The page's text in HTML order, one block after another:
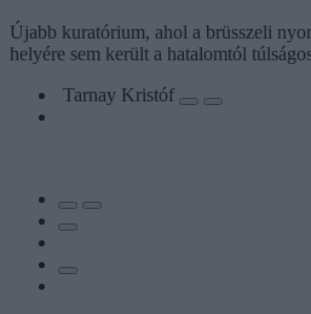
Újabb kuratórium, ahol a brüsszeli
helyére sem került a hatalomtól
Tarnay Kristóf